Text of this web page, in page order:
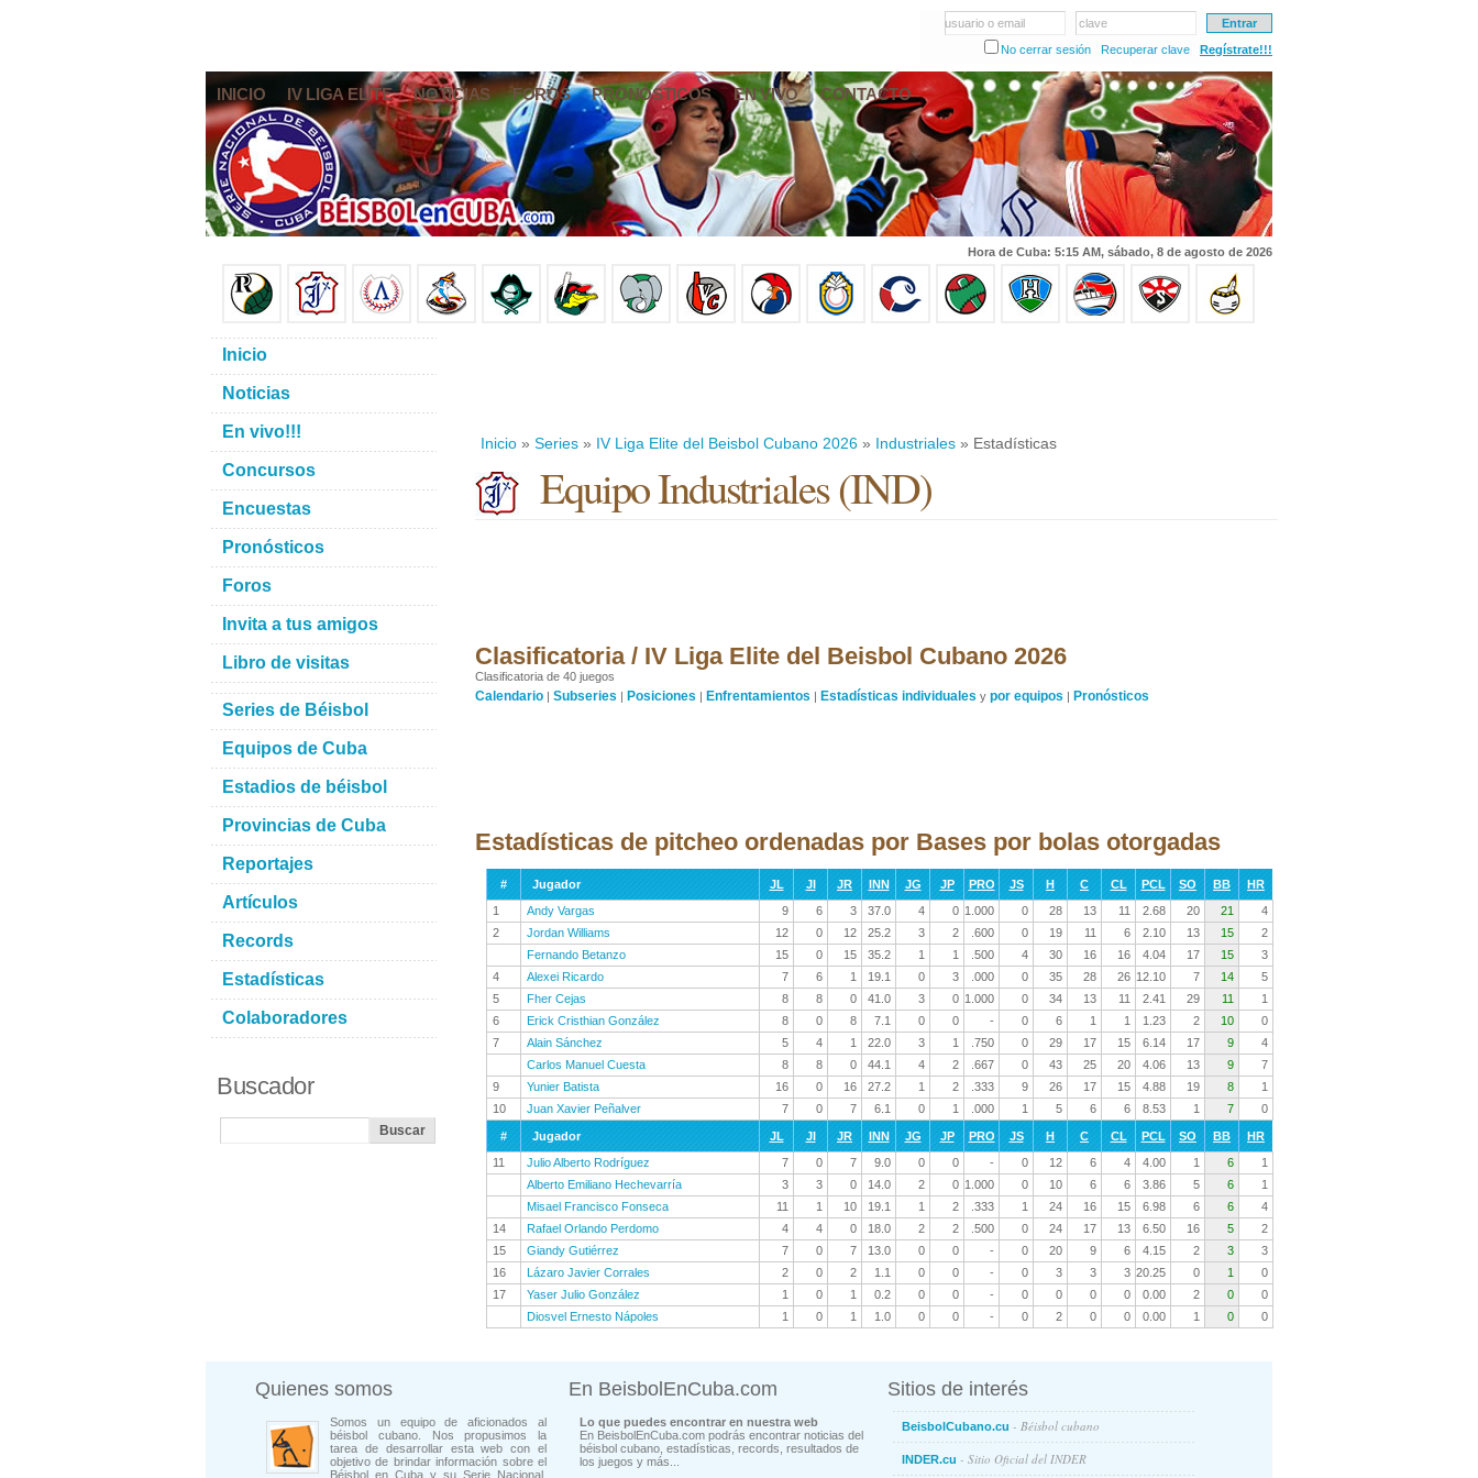
usuario o email
clave
No cerrar sesión
Recuperar clave Regístrate!!!
INICIO IV LIGA ELITE NOTICIAS FOROS PRONÓSTICOS EN VIVO CONTACTO
Hora de Cuba: 5:15 AM, sábado, 8 de agosto de 2026
Inicio » Series » IV Liga Elite del Beisbol Cubano 2026 » Industriales » Estadísticas
Equipo Industriales (IND)
Clasificatoria / IV Liga Elite del Beisbol Cubano 2026
Clasificatoria de 40 juegos
Calendario | Subseries | Posiciones | Enfrentamientos | Estadísticas individuales y por equipos | Pronósticos
Estadísticas de pitcheo ordenadas por Bases por bolas otorgadas
# Jugador JL JI JR INN JG JP PRO JS H C CL PCL SO BB
HR
1
Andy Vargas 9 6 3 37.0 4 0 1.000 0 28 13 11 2.68 20 21
4
2
Jordan Williams 12 0 12 25.2 3 2 .600 0 19 11 6 2.10 13 15
2
Fernando Betanzo
15 0 15 35.2 1 1 .500 4 30 16 16 4.04 17 15
3
4
Alexei Ricardo 7 6 1 19.1 0 3 .000 0 35 28 26 12.10 7 14
5
5
Fher Cejas 8 8 0 41.0 3 0 1.000 0 34 13 11 2.41 29 11
1
6
Erick Cristhian González 8 0 8 7.1 0 0 - 0 6 1 1 1.23 2 10
0
7
Alain Sánchez 5 4 1 22.0 3 1 .750 0 29 17 15 6.14 17 9
4
Carlos Manuel Cuesta
8 8 0 44.1 4 2 .667 0 43 25 20 4.06 13 9
7
9
Yunier Batista 16 0 16 27.2 1 2 .333 9 26 17 15 4.88 19 8
1
10
Juan Xavier Peñalver 7 0 7 6.1 0 1 .000 1 5 6 6 8.53 1 7 0
# Jugador JL JI JR INN JG JP PRO JS H C CL PCL SO BB
HR
11
Julio Alberto Rodríguez 7 0 7 9.0 0 0 - 0 12 6 4 4.00 1 6
1
Alberto Emiliano Hechevarría
3 3 0 14.0 2 0 1.000 0 10 6 6 3.86 5 6
1
Misael Francisco Fonseca
11 1 10 19.1 1 2 .333 1 24 16 15 6.98 6 6
4
14
Rafael Orlando Perdomo 4 4 0 18.0 2 2 .500 0 24 17 13 6.50 16 5
2
15
Giandy Gutiérrez 7 0 7 13.0 0 0 - 0 20 9 6 4.15 2 3
3
16
Lázaro Javier Corrales 2 0 2 1.1 0 0 - 0 3 3 3 20.25 0 1
0
17
Yaser Julio González 1 0 1 0.2 0 0 - 0 0 0 0 0.00 2 0
0
Diosvel Ernesto Nápoles
1 0 1 1.0 0 0 - 0 2 0 0 0.00 1 0 0
Inicio
Noticias
En vivo!!!
Concursos
Encuestas
Pronósticos
Foros
Invita a tus amigos
Libro de visitas
Series de Béisbol
Equipos de Cuba
Estadios de béisbol
Provincias de Cuba
Reportajes
Artículos
Records
Estadísticas
Colaboradores
Buscador
Quienes somos
Somos un equipo de aficionados al
béisbol cubano. Nos propusimos la
tarea de desarrollar esta web con el
objetivo de brindar información sobre el
Béisbol en Cuba y su Serie Nacional.
En BeisbolEnCuba.com
Lo que puedes encontrar en nuestra web
En BeisbolEnCuba.com podrás encontrar noticias del
béisbol cubano, estadísticas, records, resultados de
los juegos y más...
Sitios de interés
BeisbolCubano.cu - Béisbol cubano
INDER.cu - Sitio Oficial del INDER